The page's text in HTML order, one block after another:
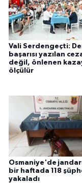
Vali Serdengeçti:
başarısı yazılan
değil, önlenen
ölçülür
Osmaniye'de
bir haftada 118
yakaladı